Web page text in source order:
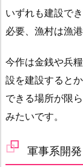
いずれも建設で
必要、漁村は漁
今作は金銭や兵
設を建設すると
できる場所が限
みたいです。
軍事系開